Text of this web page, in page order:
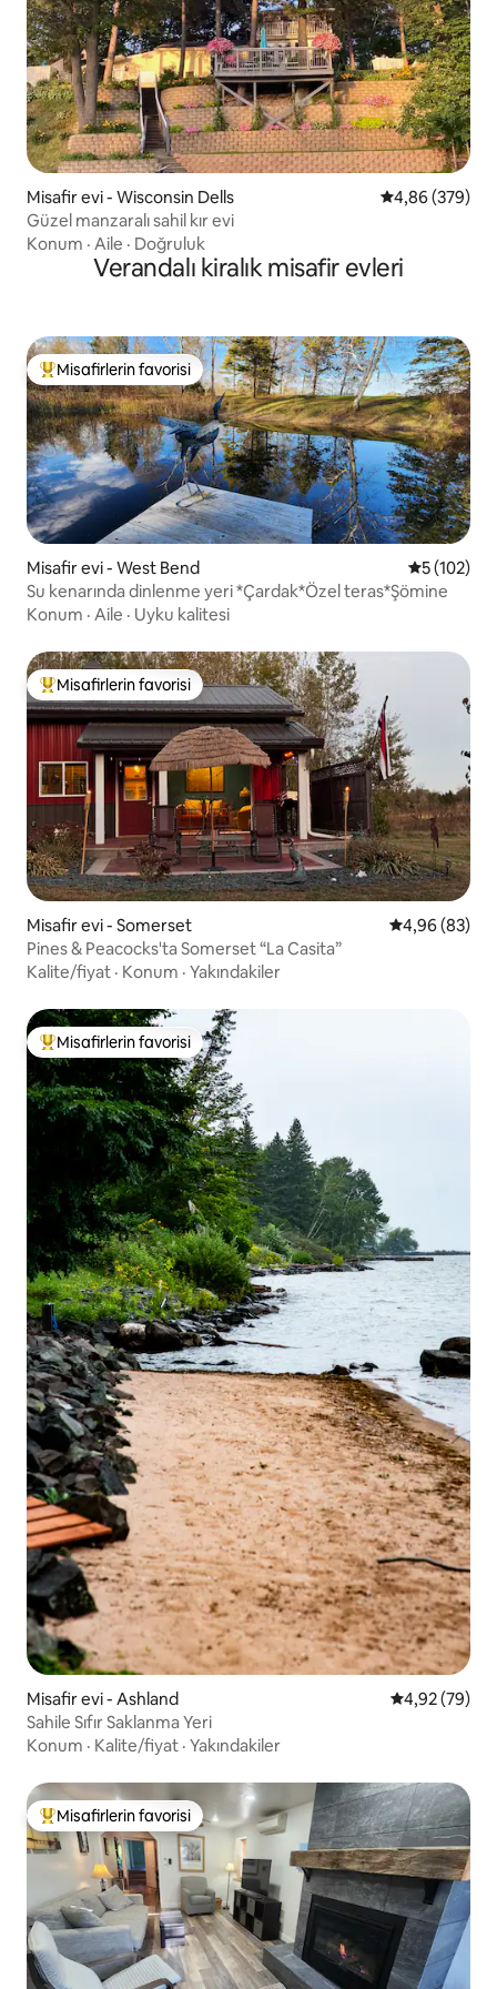
Misafir evi - Wisconsin Dells 5 üzerinden
4,86 (379)
Güzel manzaralı sahil kır evi
Konum · Aile · Doğruluk
Verandalı kiralık misafir evleri
Misafirlerin favorilerinden en beğenilenler arasında
Misafirlerin favorisi
Misafir evi - West Bend 55 (102)
Su kenarında dinlenme yeri *Çardak*Özel teras*Şömine
Konum · Aile · Uyku kalitesi
Misafirlerin favorilerinden en beğenilenler arasında
Misafirlerin favorisi
Misafir evi - Somerset 5 üzerinden
4,96 (83)
Pines & Peacocks'ta Somerset “La Casita”
Kalite/fiyat · Konum · Yakındakiler
Misafirlerin favorilerinden en beğenilenler arasında
Misafirlerin favorisi
Misafir evi - Ashland 5 üzerinden
4,92 (79)
Sahile Sıfır Saklanma Yeri
Konum · Kalite/fiyat · Yakındakiler
Misafirlerin favorilerinden en beğenilenler arasında
Misafirlerin favorisi